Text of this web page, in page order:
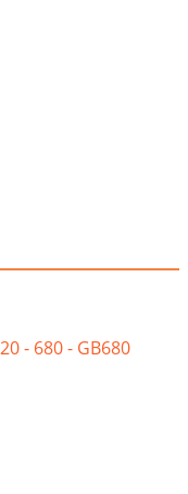
- 680 - GB680